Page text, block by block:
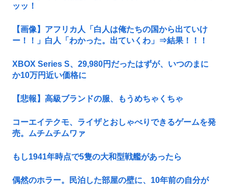
ッッ！
【画像】アフリカ人「白人は俺たちの国から出ていけ
ー！！」白人「わかった。出ていくわ」⇒結果！！！
XBOX Series S、29,980円だったはずが、いつのまに
か10万円近い価格に
【悲報】高級ブランドの服、もうめちゃくちゃ
コーエイテクモ、ライザとおしゃべりできるゲームを発
売。ムチムチムワァ
もし1941年時点で5隻の大和型戦艦があったら
偶然のホラー。民泊した部屋の壁に、10年前の自分が